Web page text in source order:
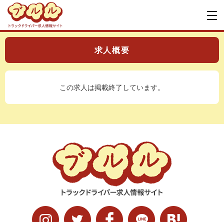
求人概要
この求人は掲載終了しています。